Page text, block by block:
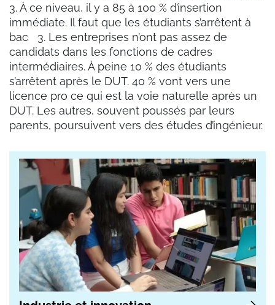
3. À ce niveau, il y a 85 à 100 % d’insertion
immédiate. Il faut que les étudiants s’arrêtent à
bac 3. Les entreprises n’ont pas assez de
candidats dans les fonctions de cadres
intermédiaires. À peine 10 % des étudiants
s’arrêtent après le DUT. 40 % vont vers une
licence pro ce qui est la voie naturelle après un
DUT. Les autres, souvent poussés par leurs
parents, poursuivent vers des études d’ingénieur.